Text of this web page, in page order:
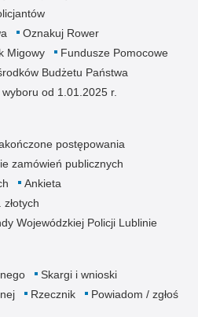
Oznakuj Rower
Migowy
Fundusze Pomocowe
Budżetu Państwa
od 1.01.2025 r.
postępowania
zamówień publicznych
Ankieta
Wojewódzkiej Policji Lublinie
Skargi i wnioski
Rzecznik
Powiadom / zgłoś